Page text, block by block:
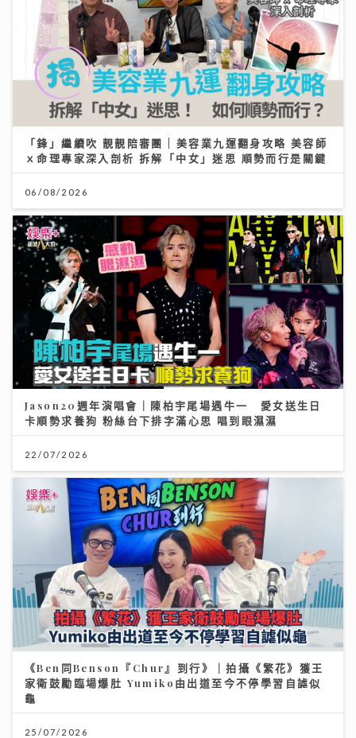
「鋒」繼續吹 靚靚陪審團 | 美容業九運翻身攻略 美容師
ｘ命理專家深入剖析 拆解「中女」迷思 順勢而行是關鍵
06/08/2026
Jason20週年演唱會｜陳柏宇尾場遇牛一 愛女送生日
卡順勢求養狗 粉絲台下排字滿心思 唱到眼濕濕
22/07/2026
《Ben同Benson『Chur』到行》｜拍攝《繁花》獲王
家衛鼓勵臨場爆肚 Yumiko由出道至今不停學習自謔似
龜
25/07/2026